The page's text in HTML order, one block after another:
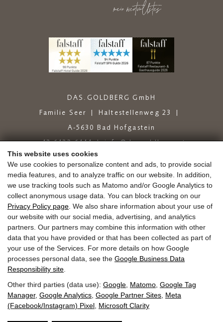
This website uses cookies
We use cookies to personalize content and ads, to provide social
media features, and to analyze traffic on our website. In addition,
we use tracking tools such as Matomo and/or Google Analytics to
collect anonymous usage data. You can block tracking on our
Privacy Policy page . We also share information about your use of
our website with our social media, advertising, and analytics
partners. Our partners may combine this information with other
data that you have provided or that has been collected as part of
your use of the Services. For more details on how Google
processes personal data, see the Google Business Data
Responsibility site
Other third parties (data use): Google Matomo Google Tag
Manager, Google Analytics Google Partner Sites Meta
(Facebook/Instagram) Pixel Microsoft Clarity
DAS.GOLDBERG GmbH
Familie Seer
Haltestellenweg 23
A-5630 Bad Hofgastein
+43 6432 6444
info@dasgoldberg.at
Jobs Onderwijs golden.blog
Bonnen
Goud.winkel
Taxaties
Aankomst
Gastenmobiliteitskaart
Nieuwsbrief Pers
Afdruk Gegevensbescherming